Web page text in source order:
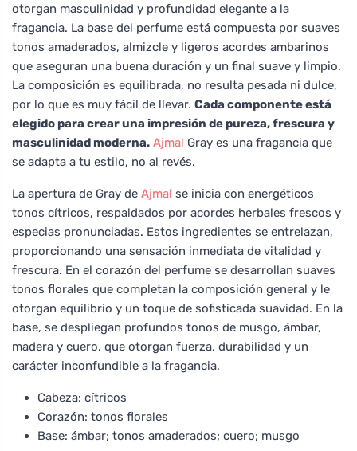
otorgan masculinidad y profundidad elegante a la
fragancia. La base del perfume está compuesta por suaves
tonos amaderados, almizcle y ligeros acordes ambarinos
que aseguran una buena duración y un final suave y limpio.
La composición es equilibrada, no resulta pesada ni dulce,
por lo que es muy fácil de llevar. Cada componente está
elegido para crear una impresión de pureza, frescura y
masculinidad moderna. Ajmal Gray es una fragancia que
se adapta a tu estilo, no al revés.
La apertura de Gray de Ajmal se inicia con energéticos
tonos cítricos, respaldados por acordes herbales frescos y
especias pronunciadas. Estos ingredientes se entrelazan,
proporcionando una sensación inmediata de vitalidad y
frescura. En el corazón del perfume se desarrollan suaves
tonos florales que completan la composición general y le
otorgan equilibrio y un toque de sofisticada suavidad. En la
base, se despliegan profundos tonos de musgo, ámbar,
madera y cuero, que otorgan fuerza, durabilidad y un
carácter inconfundible a la fragancia.
Cabeza: cítricos
Corazón: tonos florales
Base: ámbar; tonos amaderados; cuero; musgo